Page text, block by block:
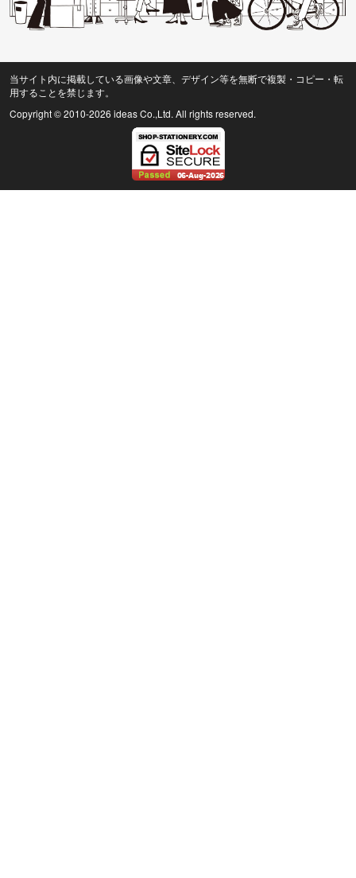
当サイト内に掲載している画像や文章、デザイン等を無断で複製・コピー・転
用することを禁じます。
Copyright © 2010-2026 ideas Co.,Ltd. All rights reserved.